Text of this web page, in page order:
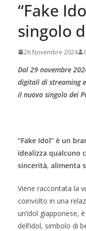
“Fake
singolo
26 Novembre 2024
Dal 29 novembre
digitali di streaming
il nuovo singolo dei
“Fake Idol” è un
idealizza qualcuno
sincerità, alimenta
Viene raccontata la
coinvolto in una
un’idol giapponese,
dell’idol, simbolo di